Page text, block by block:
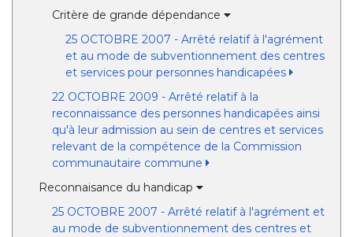
Critère de grande dépendance
25 OCTOBRE 2007 - Arrêté relatif à l'agrément
et au mode de subventionnement des centres
et services pour personnes handicapées
22 OCTOBRE 2009 - Arrêté relatif à la
reconnaissance des personnes handicapées ainsi
qu'à leur admission au sein de centres et services
relevant de la compétence de la Commission
communautaire commune
Reconnaisance du handicap
25 OCTOBRE 2007 - Arrêté relatif à l'agrément et
au mode de subventionnement des centres et